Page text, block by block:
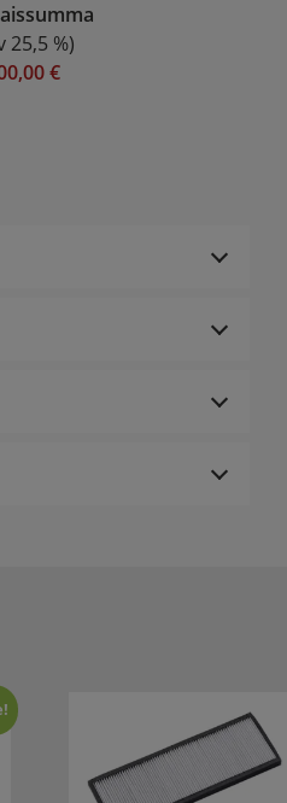
25,5 %)
€